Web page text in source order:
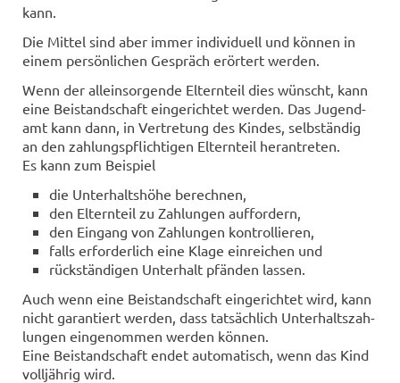
kann.
Die Mit­tel sind aber immer in­di­vi­du­ell und kön­nen in
einem per­sön­li­chen Ge­spräch er­ör­tert wer­den.
Wenn der al­lein­sor­gen­de El­tern­teil dies wünscht, kann
eine Bei­stand­schaft ein­ge­rich­tet wer­den. Das Ju­gend­
amt kann dann, in Ver­tre­tung des Kin­des, selb­stän­dig
an den zah­lungs­pflich­ti­gen El­tern­teil her­an­tre­ten.
Es kann zum Bei­spiel
die Un­ter­halts­hö­he be­rech­nen,
den El­tern­teil zu Zah­lun­gen auf­for­dern,
den Ein­gang von Zah­lun­gen kon­trol­lie­ren,
falls er­for­der­lich eine Klage ein­rei­chen und
rück­stän­di­gen Un­ter­halt pfän­den las­sen.
Auch wenn eine Bei­stand­schaft ein­ge­rich­tet wird, kann
nicht ga­ran­tiert wer­den, dass tat­säch­lich Un­ter­halts­zah­
lun­gen ein­ge­nom­men wer­den kön­nen.
Eine Bei­stand­schaft endet au­to­ma­tisch, wenn das Kind
voll­jäh­rig wird.